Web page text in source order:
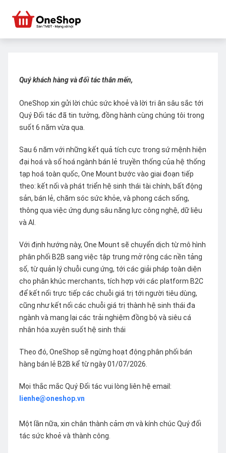
Quý khách hàng và đối tác thân mến,
OneShop xin gửi lời chúc sức khoẻ và lời tri ân sâu sắc tới
Quý Đối tác đã tin tưởng, đồng hành cùng chúng tôi trong
suốt 6 năm vừa qua.
Sau 6 năm với những kết quả tích cực trong sứ mệnh hiện
đại hoá và số hoá ngành bán lẻ truyền thống của hệ thống
tạp hoá toàn quốc, One Mount bước vào giai đoạn tiếp
theo: kết nối và phát triển hệ sinh thái tài chính, bất động
sản, bán lẻ, chăm sóc sức khỏe, và phong cách sống,
thông qua việc ứng dụng sâu năng lực công nghệ, dữ liệu
và AI.
Với định hướng này, One Mount sẽ chuyển dịch từ mô hình
phân phối B2B sang việc tập trung mở rộng các nền tảng
số, từ quản lý chuỗi cung ứng, tới các giải pháp toàn diện
cho phân khúc merchants, tích hợp với các platform B2C
để kết nối trực tiếp các chuỗi giá trị tới người tiêu dùng,
cũng như kết nối các chuỗi giá trị thành hệ sinh thái đa
ngành và mang lại các trải nghiệm đồng bộ và siêu cá
nhân hóa xuyên suốt hệ sinh thái
Theo đó, OneShop sẽ ngừng hoạt động phân phối bán
hàng bán lẻ B2B kể từ ngày 01/07/2026.
Mọi thắc mắc Quý Đối tác vui lòng liên hệ email:
lienhe@oneshop.vn
Một lần nữa, xin chân thành cảm ơn và kính chúc Quý đối
tác sức khoẻ và thành công.